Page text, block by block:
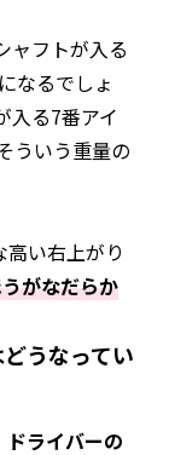
ャフトが入る
なるでしょ
入る7番アイ
ういう重量の
い右上がり
がなだらか
うなってい
ライバーの